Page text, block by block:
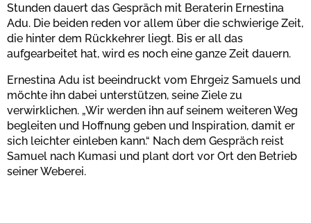
Stunden dauert das Gespräch mit Beraterin Ernestina
Adu. Die beiden reden vor allem über die schwierige Zeit,
die hinter dem Rückkehrer liegt. Bis er all das
aufgearbeitet hat, wird es noch eine ganze Zeit dauern.
Ernestina Adu ist beeindruckt vom Ehrgeiz Samuels und
möchte ihn dabei unterstützen, seine Ziele zu
verwirklichen. „Wir werden ihn auf seinem weiteren Weg
begleiten und Hoffnung geben und Inspiration, damit er
sich leichter einleben kann.“ Nach dem Gespräch reist
Samuel nach Kumasi und plant dort vor Ort den Betrieb
seiner Weberei.